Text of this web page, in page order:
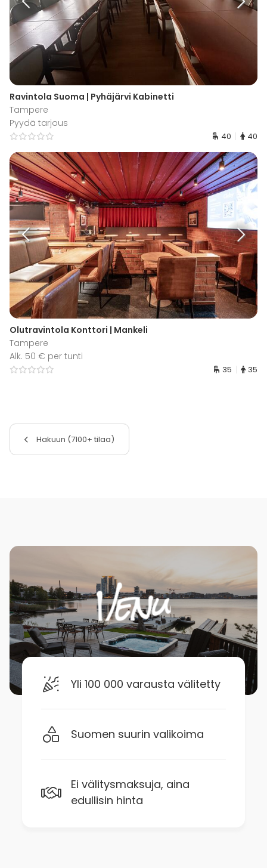
Ravintola Suoma | Pyhäjärvi Kabinetti
Tampere
Pyydä tarjous
40 40
Olutravintola Konttori | Mankeli
Tampere
Alk. 50 € per tunti
35 35
Hakuun (7100+ tilaa)
Yli 100 000 varausta välitetty
Suomen suurin valikoima
Ei välitysmaksuja, aina
edullisin hinta